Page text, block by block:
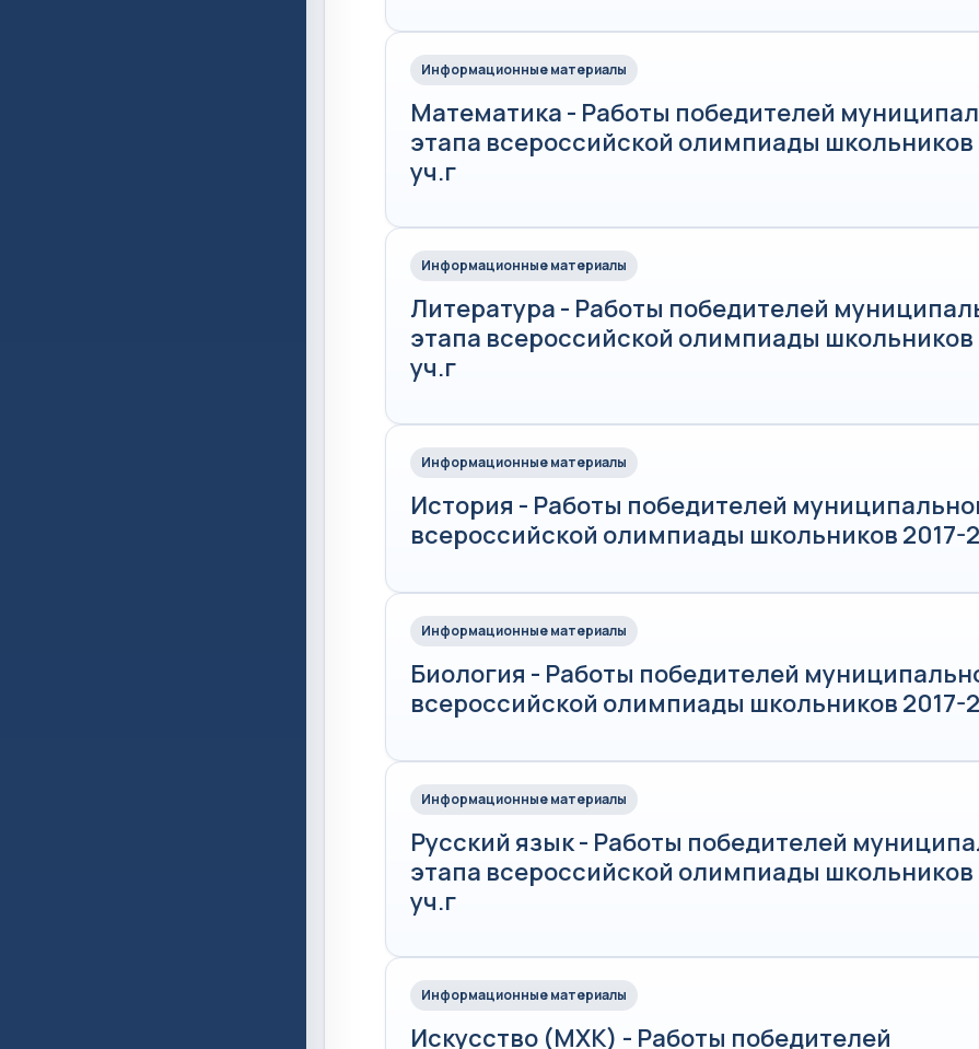
Информационные материалы
Математика - Работы победителей
этапа всероссийской олимпиады школьников
уч.г
Информационные материалы
Литература - Работы победителей
этапа всероссийской олимпиады школьников
уч.г
Информационные материалы
История - Работы победителей
всероссийской олимпиады школьников 2017-
Информационные материалы
Биология - Работы победителей
всероссийской олимпиады школьников 2017-
Информационные материалы
Русский язык - Работы победителей
этапа всероссийской олимпиады школьников
уч.г
Информационные материалы
Искусство (МХК) - Работы победителей